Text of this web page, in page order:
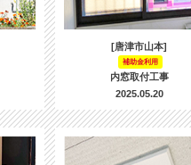
[唐津市山本]
補助金利用
内窓取付工事
2025.05.20